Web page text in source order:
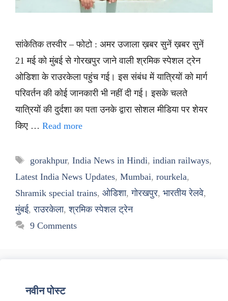
सांकेतिक तस्वीर – फोटो : अमर उजाला ख़बर सुनें ख़बर सुनें
21 मई को मुंबई से गोरखपुर जाने वाली श्रमिक स्पेशल ट्रेन
ओडिशा के राउरकेला पहुंच गई। इस संबंध में यात्रियों को मार्ग
परिवर्तन की कोई जानकारी भी नहीं दी गई। इसके चलते
यात्रियों की दुर्दशा का पता उनके द्वारा सोशल मीडिया पर शेयर
किए … Read more
Tags
gorakhpur, India News in Hindi, indian railways,
Latest India News Updates, Mumbai, rourkela,
Shramik special trains, ओडिशा,गोरखपुर, भारतीय रेलवे,
मुंबई,राउरकेला,श्रमिक स्पेशल ट्रेन
9 Comments
नवीन पोस्ट